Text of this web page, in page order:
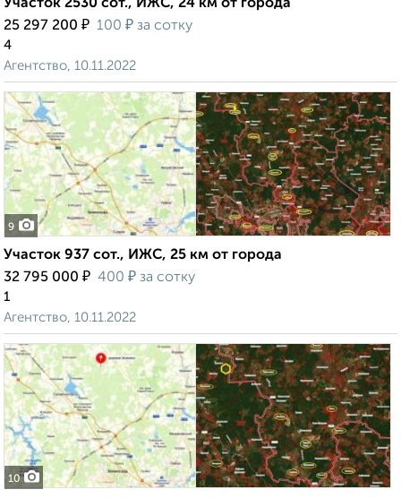
Участок 2530 сот., ИЖС, 24 км от города
25 297 200 ₽ 100 ₽ за сотку
4
Агентство, 10.11.2022
9
Участок 937 сот., ИЖС, 25 км от города
32 795 000 ₽ 400 ₽ за сотку
1
Агентство, 10.11.2022
10